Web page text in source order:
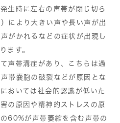
生時に左右の声帯が閉じ切ら
により大きい声や長い声が出
がかれるなどの症状が出現し
ます。
声帯溝症があり、こちらは過
帯嚢胞の破裂などが原因とな
おいては社会的認識が低いた
の原因や精神的ストレスの原
60%が声帯萎縮を含む声帯の